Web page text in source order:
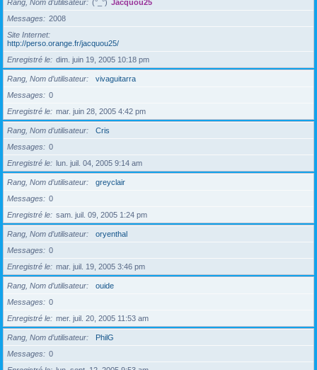
Rang, Nom d’utilisateur (°_°) Jacquou25
Messages
2008
Site Internet
http://perso.orange.fr/jacquou25/
Enregistré le
dim. juin 19, 2005 10:18 pm
Rang, Nom d’utilisateur
vivaguitarra
Messages
0
Enregistré le
mar. juin 28, 2005 4:42 pm
Rang, Nom d’utilisateur
Cris
Messages
0
Enregistré le
lun. juil. 04, 2005 9:14 am
Rang, Nom d’utilisateur
greyclair
Messages
0
Enregistré le
sam. juil. 09, 2005 1:24 pm
Rang, Nom d’utilisateur
oryenthal
Messages
0
Enregistré le
mar. juil. 19, 2005 3:46 pm
Rang, Nom d’utilisateur
ouide
Messages
0
Enregistré le
mer. juil. 20, 2005 11:53 am
Rang, Nom d’utilisateur
PhilG
Messages
0